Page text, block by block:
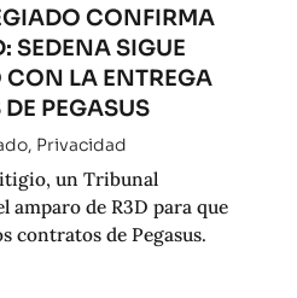
CONFIRMA
SEDENA SIGUE
LA ENTREGA
PEGASUS
, Privacidad
un Tribunal
amparo de R3D para que
contratos de Pegasus.